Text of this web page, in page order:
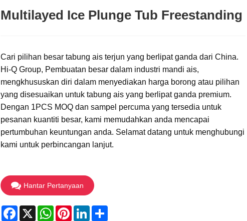
Multilayed Ice Plunge Tub Freestanding
Cari pilihan besar tabung ais terjun yang berlipat ganda dari China.
Hi-Q Group, Pembuatan besar dalam industri mandi ais,
mengkhususkan diri dalam menyediakan harga borong atau pilihan
yang disesuaikan untuk tabung ais yang berlipat ganda premium.
Dengan 1PCS MOQ dan sampel percuma yang tersedia untuk
pesanan kuantiti besar, kami memudahkan anda mencapai
pertumbuhan keuntungan anda. Selamat datang untuk menghubungi
kami untuk perbincangan lanjut.
Hantar Pertanyaan
Facebook
X WhatsApp
PinterestLinkedInShare